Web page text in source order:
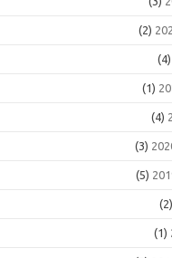
(2)
(4)
(1)
(4)
(3)
(5)
(2)
(1)